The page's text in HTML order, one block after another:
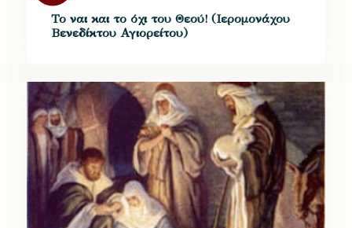
Το ναι και το όχι του Θεού! (Ιερομονάχου
Βενεδίκτου Αγιορείτου)